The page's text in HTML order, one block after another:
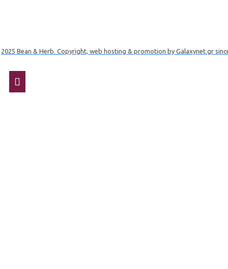
2025 Bean & Herb. Copyright, web hosting & promotion by Galaxynet.gr